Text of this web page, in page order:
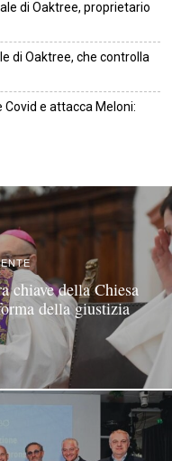
di Oaktree, proprietario
di Oaktree, che controlla
e attacca Meloni:
chiave della Chiesa
della giustizia